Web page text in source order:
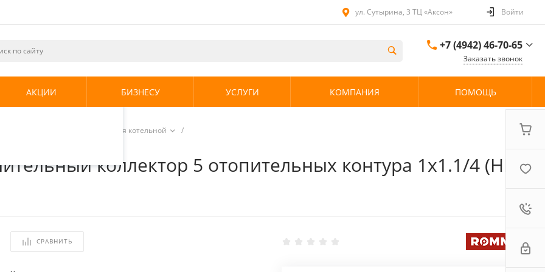
и
использования.
.
ул. Сутырина, 3 ТЦ «Аксон» Войти
+7 (4942) 46-70-65
ул. Сутырина, 3 ТЦ
Заказать звонок
АКЦИИ БИЗНЕСУ УСЛУГИ КОМПАНИЯ ПОМОЩЬ
Коллекторы для котельной
/
1х1.1/4 (НР/НР) до 85 кВт
коллектор 5 отопительных контура 1х1.1/4 (НР/
СРАВНИТЬ